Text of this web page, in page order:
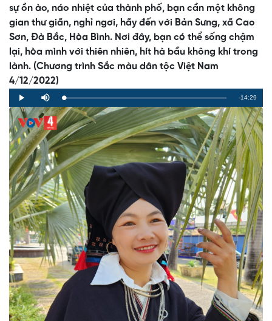
sự ồn ào, náo nhiệt của thành phố, bạn cần một không
gian thư giãn, nghỉ ngơi, hãy đến với Bản Sưng, xã Cao
Sơn, Đà Bắc, Hòa Bình. Nơi đây, bạn có thể sống chậm
lại, hòa mình với thiên nhiên, hít hà bầu không khí trong
lành. (Chương trình Sắc màu dân tộc Việt Nam
4/12/2022)
Play Mute Loaded:
0%
Progress:
0%
Remaining
Time
-14:29